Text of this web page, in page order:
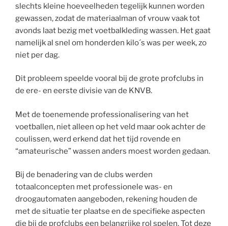
slechts kleine hoeveelheden tegelijk kunnen worden
gewassen, zodat de materiaalman of vrouw vaak tot
avonds laat bezig met voetbalkleding wassen. Het gaat
namelijk al snel om honderden kilo´s was per week, zo
niet per dag.
Dit probleem speelde vooral bij de grote profclubs in
de ere- en eerste divisie van de KNVB.
Met de toenemende professionalisering van het
voetballen, niet alleen op het veld maar ook achter de
coulissen, werd erkend dat het tijd rovende en
“amateurische” wassen anders moest worden gedaan.
Bij de benadering van de clubs werden
totaalconcepten met professionele was- en
droogautomaten aangeboden, rekening houden de
met de situatie ter plaatse en de specifieke aspecten
die bij de profclubs een belangrijke rol spelen. Tot deze